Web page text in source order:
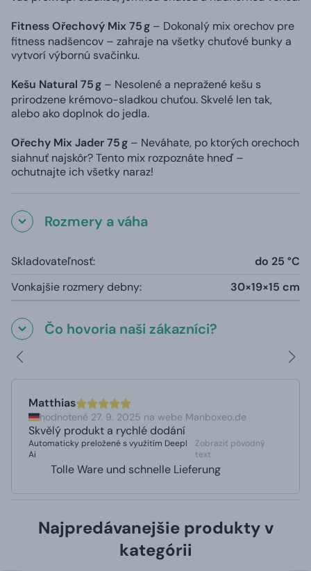
Fitness Ořechový Mix 75 g – Dokonalý mix orechov pre
fitness nadšencov – zahraje na všetky chuťové bunky a
vytvorí výbornú svačinku.
Kešu Natural 75 g – Nesolené a nepražené kešu s
prirodzene krémovo-sladkou chuťou. Skvelé len tak,
alebo ako doplnok do jedla.
Ořechy Mix Jader 75 g – Neváhate, po ktorých orechoch
siahnuť najskôr? Tento mix rozpoznáte hneď –
ochutnajte ich všetky naraz!
Rozmery a váha
Skladovateľnosť:
do 25 °C
Vonkajšie rozmery debny:
30×19×15 cm
Čo hovoria naši zákazníci?
Matthias
hodnotené 27. 9. 2025 na webe Manboxeo.de
Skvělý produkt a rychlé dodání
Automaticky preložené s využitím Deepl
Ai
Zobraziť pôvodný
text
Tolle Ware und schnelle Lieferung
Najpredávanejšie produkty v
kategórii